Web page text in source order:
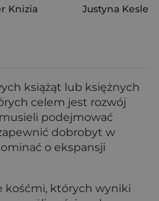
Knizia
Justyna Kesler
książąt lub księżnych
celem jest rozwój
podejmować
dobrobyt w
o ekspansji
kośćmi, których wyniki